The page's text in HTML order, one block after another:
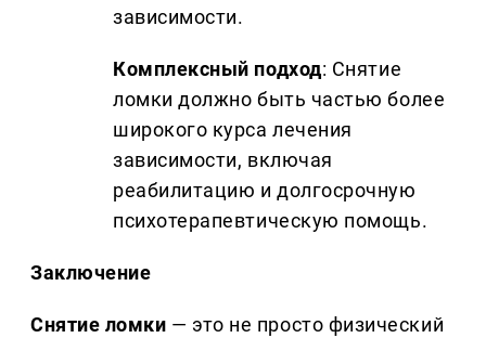
зависимости.
Комплексный подход: Снятие
ломки должно быть частью более
широкого курса лечения
зависимости, включая
реабилитацию и долгосрочную
психотерапевтическую помощь.
Заключение
Снятие ломки — это не просто физический